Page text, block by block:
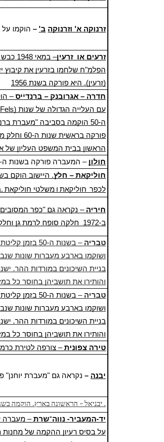
זרנוקה א' וזרנוקה ב' – הוקמו
זרעים או זרעין
–
הפלמ"ח שלחמו בזרעין את קיבוץ
(זרעין). היא פורקה בשנת 1956
חדרה – אגרובנק – ברנדייס–
פורקה
הראשון בבית המשפט העליון של
.חולון – המעברה פורקה בשנות ה-70
חוליקאת – חלץ. היישוב הוקם
לכפר חוליקאת ו משלטי חוליקאת
חיריה – נקראה גם "כפר
ב-1972 חלקה סופח לרמת גן
טבריה – בשנות ה-50 בזמן קליטת העלייה הגדולה, הגיעו עולים רבים במיוחד מ
ושוקמו בארבע מעברות שונות
והותירו את תושביהן בחוסר כל
טבריה – בשנות ה-50 בזמן קליטת העלייה הגדולה, הגיעו עולים רבים במיוחד מ
ושוקמו בארבע מעברות שונות
והותירו את תושביהן בחוסר כל
טירה צפונית– צורפה לטירת
יבנה – נקראה גם "מעברת יוחנן"
יבניאל – הראשונה בארץ. הוקמה בשנת 1948 .
יד-המעביר- נווה־שרת– מעברה זו הוקמה
על בסיס רעיון ההקמה של מחנות